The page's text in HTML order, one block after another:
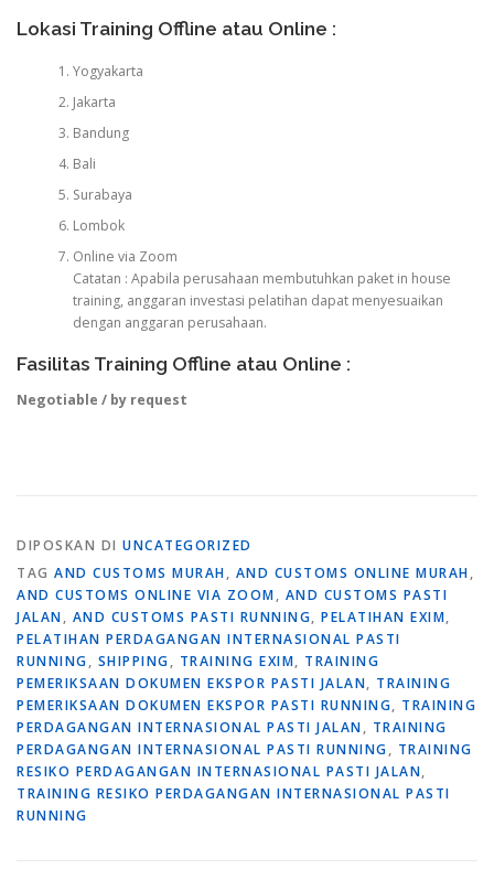
Lokasi Training Offline atau Online :
Yogyakarta
Jakarta
Bandung
Bali
Surabaya
Lombok
Online via Zoom
Catatan : Apabila perusahaan membutuhkan paket in house
training, anggaran investasi pelatihan dapat menyesuaikan
dengan anggaran perusahaan.
Fasilitas Training Offline atau Online :
Negotiable / by request
DIPOSKAN DI UNCATEGORIZED
TAG AND CUSTOMS MURAH, AND CUSTOMS ONLINE MURAH,
AND CUSTOMS ONLINE VIA ZOOM, AND CUSTOMS PASTI
JALAN, AND CUSTOMS PASTI RUNNING, PELATIHAN EXIM,
PELATIHAN PERDAGANGAN INTERNASIONAL PASTI
RUNNING, SHIPPING, TRAINING EXIM, TRAINING
PEMERIKSAAN DOKUMEN EKSPOR PASTI JALAN, TRAINING
PEMERIKSAAN DOKUMEN EKSPOR PASTI RUNNING, TRAINING
PERDAGANGAN INTERNASIONAL PASTI JALAN, TRAINING
PERDAGANGAN INTERNASIONAL PASTI RUNNING, TRAINING
RESIKO PERDAGANGAN INTERNASIONAL PASTI JALAN,
TRAINING RESIKO PERDAGANGAN INTERNASIONAL PASTI
RUNNING